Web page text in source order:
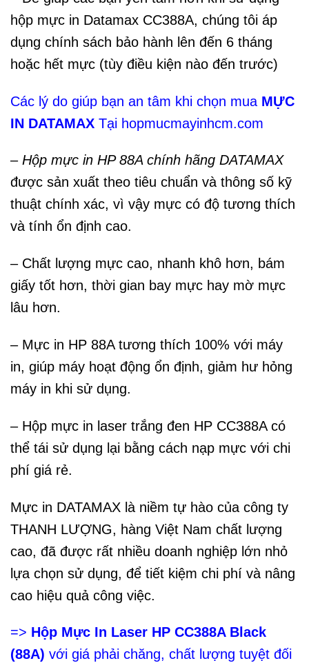
hộp mực in Datamax CC388A, chúng tôi áp
dụng chính sách bảo hành lên đến 6 tháng
hoặc hết mực (tùy điều kiện nào đến trước)
Các lý do giúp bạn an tâm khi chọn mua MỰC
IN DATAMAX Tại hopmucmayinhcm.com
– Hộp mực in HP 88A chính hãng DATAMAX
được sản xuất theo tiêu chuẩn và thông số kỹ
thuật chính xác, vì vậy mực có độ tương thích
và tính ổn định cao.
– Chất lượng mực cao, nhanh khô hơn, bám
giấy tốt hơn, thời gian bay mực hay mờ mực
lâu hơn.
– Mực in HP 88A tương thích 100% với máy
in, giúp máy hoạt động ổn định, giảm hư hỏng
máy in khi sử dụng.
– Hộp mực in laser trắng đen HP CC388A có
thể tái sử dụng lại bằng cách nạp mực với chi
phí giá rẻ.
Mực in DATAMAX là niềm tự hào của công ty
THANH LƯỢNG, hàng Việt Nam chất lượng
cao, đã được rất nhiều doanh nghiệp lớn nhỏ
lựa chọn sử dụng, để tiết kiệm chi phí và nâng
cao hiệu quả công việc.
=> Hộp Mực In Laser HP CC388A Black
(88A) với giá phải chăng, chất lượng tuyệt đối